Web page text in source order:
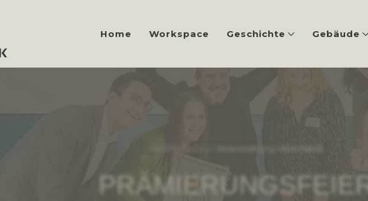
Home Workspace Geschichte Gebäude
Veranstalltung Ideenfabrik